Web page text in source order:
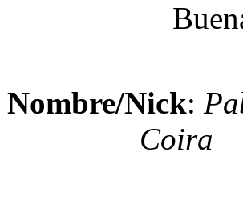
Nombre/Nick:
Coira